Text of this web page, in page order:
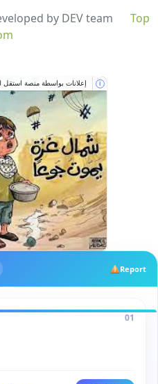
Top
by DEV team
إعلانات بواسطة منصة استقل i
Report
01